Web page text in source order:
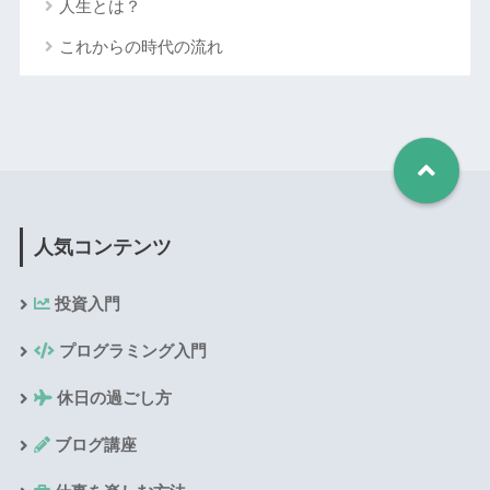
人生とは？
これからの時代の流れ
人気コンテンツ
投資入門
プログラミング入門
休日の過ごし方
ブログ講座